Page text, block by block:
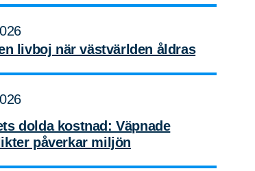
livboj när västvärlden åldras
dolda kostnad: Väpnade
påverkar miljön